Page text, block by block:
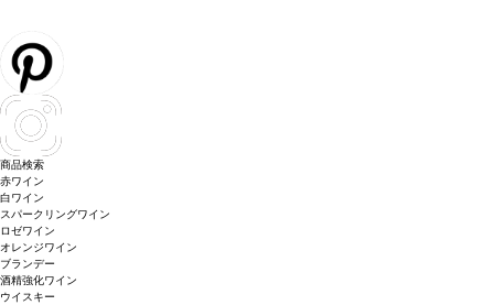
商品検索
赤ワイン
白ワイン
スパークリングワイン
ロゼワイン
オレンジワイン
ブランデー
酒精強化ワイン
ウイスキー